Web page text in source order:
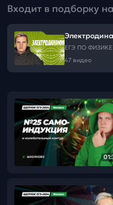
Входит в подборку
ЕГЭ ПО ФИЗИКЕ
47 видео